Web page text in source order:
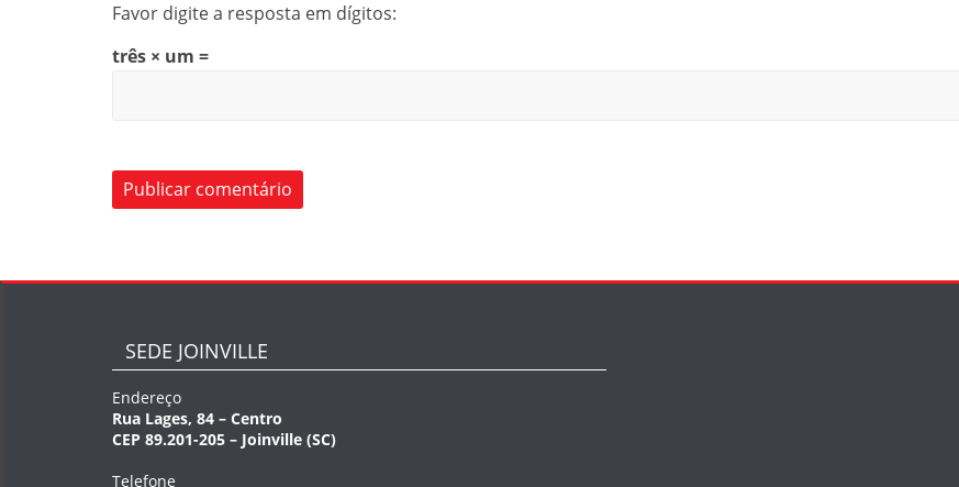
Favor digite a resposta em dígitos:
três × um =
SEDE JOINVILLE
Endereço
Rua Lages, 84 – Centro
CEP 89.201-205 – Joinville (SC)
Telefone